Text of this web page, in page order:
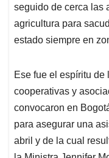
seguido de cerca las
agricultura para
estado siempre en
Ese fue el espíritu
cooperativas y
convocaron en
para asegurar una
abril y de la cual